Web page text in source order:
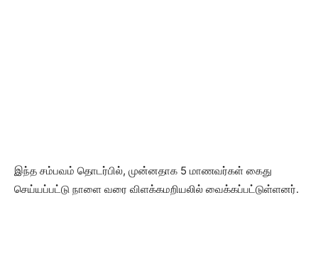
இந்த சம்பவம் தொடர்பில், முன்னதாக 5 மாணவர்கள் கைது
செய்யப்பட்டு நாளை வரை விளக்கமறியலில் வைக்கப்பட்டுள்ளனர்.